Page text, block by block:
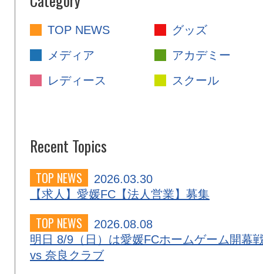
TOP NEWS
グッズ
メディア
アカデミー
レディース
スクール
Recent Topics
TOP NEWS
2026.03.30
【求人】愛媛FC【法人営業】募集
TOP NEWS
2026.08.08
明日 8/9（日）は愛媛FCホームゲーム開幕
vs 奈良クラブ